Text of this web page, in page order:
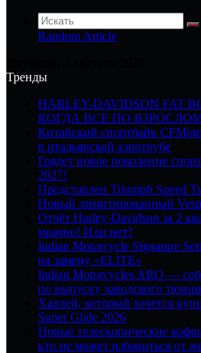
Random Article
Тренды
HARLEY-DAVIDSON FAT
КОГДА ВСЕ ПО
Китайский спортбайк
в итальянской аэротрубе
Грядет новое поколение
2027!
Представлен Triumph Speed
Новый лимитированный
Отчёт Harley-Davidson за 2
мрачно! Или нет?
Indian Motorcycle Signature
на замену «ELITE»
Indian Motorcycles ARO —
по выпуску заводского
Харлей, который хочется
Super Glide 2026
Новые телескопические
кто не может избавиться от